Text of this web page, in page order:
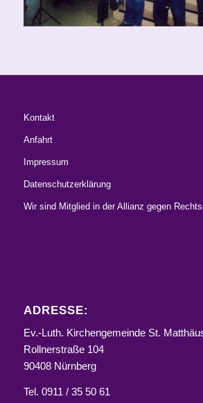
Kontakt
Anfahrt
Impressum
Datenschutzerklärung
Wir sind Mitglied in der Allianz gegen
ADRESSE:
Ev.-Luth. Kirchengemeinde St.
Rollnerstraße 104
90408 Nürnberg
Tel. 0911 / 35 50 61